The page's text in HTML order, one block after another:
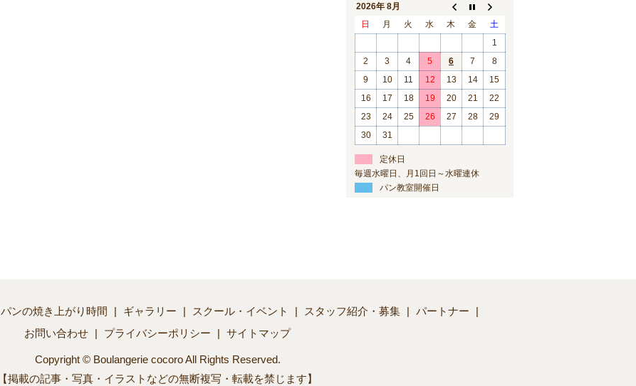
2026年 8月
日
月 火 水 木 金
土
1
2
3 4 5 6 7
8
9
10 11 12 13 14
15
16
17 18 19 20 21
22
23
24 25 26 27 28
29
30
31
定休日
毎週水曜日、月1回日～水曜連休
パン教室開催日
パンの焼き上がり時間 ギャラリー スクール・イベント スタッフ紹介・募集
パートナー
お問い合わせ
プライバシーポリシー サイトマップ
Copyright © Boulangerie cocoro All Rights Reserved.
【掲載の記事・写真・イラストなどの無断複写・転載を禁じます】